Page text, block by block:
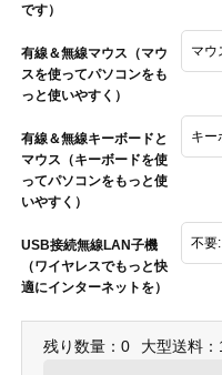
です）
有線＆無線マウス（マウ
スを使ってパソコンをも
っと使いやすく）
有線＆無線キーボードと
マウス（キーボードを使
ってパソコンをもっと使
いやすく）
USB接続無線LAN子機
（ワイヤレスでもっと快
適にインターネットを）
残り数量：0 大型送料